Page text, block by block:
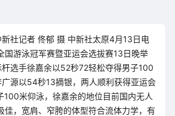
社记者 佟郁 摄 中新社太原4月13日电
国游泳冠军赛暨亚运会选拔赛13日晚举
选手徐嘉余以52秒72轻松夺得男子100
源以54秒13摘银，两人顺利获得亚运会
100米仰泳，徐嘉余的地位目前国内无人
佳，宽肩、窄胯的体型符合流体力学，有